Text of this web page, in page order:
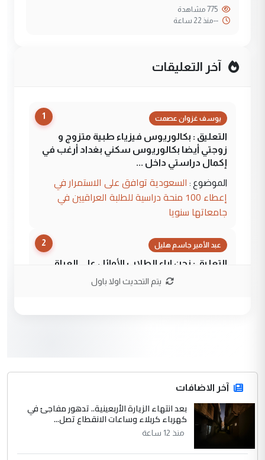
--منذ 22 ساعة
آخر التعليقات
1 يوسف غزوان عصمت
التعليق : بكالوريوس فيزياء طبية متزوج و
زوجتي أيضا بكالوريوس سكني بغداد أرغب في
إكمال دراستي داخل ...
الموضوع : السعودية توافق على الاستمرار في
إعطاء 100 منحة دراسية للطلبة العراقيين في
جامعاتها سنويا
2 عبد الأمير جاسم هليل
التعليق : نحن اباء الطلاب الأوائل على العراق
نتشرف بلقاء السيد احمد الصافي في العتبات
التعليق : قرار مستعجل جدا ولامصلحة فيه
للوزاره ولا للمواطن القرار الصائب يكون بعد
الاستماع للمدير ومغرفة ...
الموضوع :
وزير الصحة يعفي مدير مستشفى الكرخ
العام في بغداد
يتم التحديث اولا باول
آخر الاضافات
بعد انتهاء الزيارة الأربعينية.. تدهور مفاجئ في
كهرباء كربلاء وساعات الانقطاع تصل...
منذ 12 ساعة